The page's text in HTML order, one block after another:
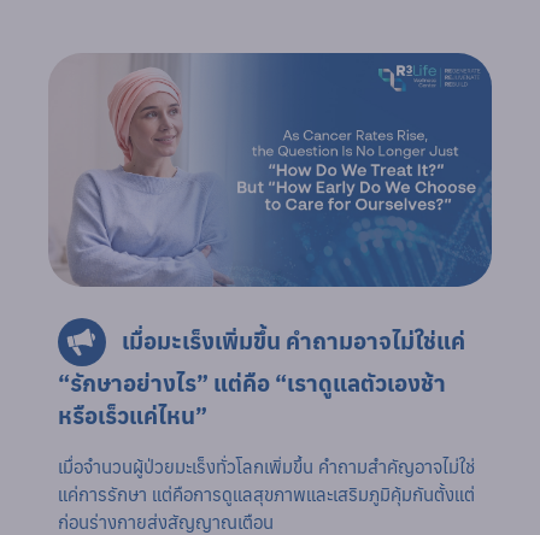
เมื่อมะเร็งเพิ่มขึ้น คำถามอาจไม่ใช่แค่
“รักษาอย่างไร” แต่คือ “เราดูแลตัวเองช้า
หรือเร็วแค่ไหน”
เมื่อจำนวนผู้ป่วยมะเร็งทั่วโลกเพิ่มขึ้น คำถามสำคัญอาจไม่ใช่
แค่การรักษา แต่คือการดูแลสุขภาพและเสริมภูมิคุ้มกันตั้งแต่
ก่อนร่างกายส่งสัญญาณเตือน